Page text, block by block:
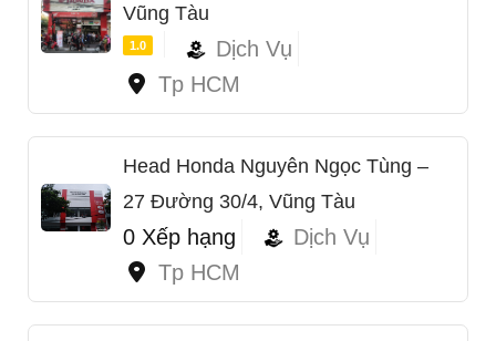
Vũng Tàu
1.0
Dịch Vụ
Tp HCM
Head Honda Nguyên Ngọc Tùng –
27 Đường 30/4, Vũng Tàu
0 Xếp hạng
Dịch Vụ
Tp HCM